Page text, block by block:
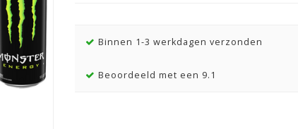
Binnen 1-3 werkdagen verzonden
Beoordeeld met een 9.1